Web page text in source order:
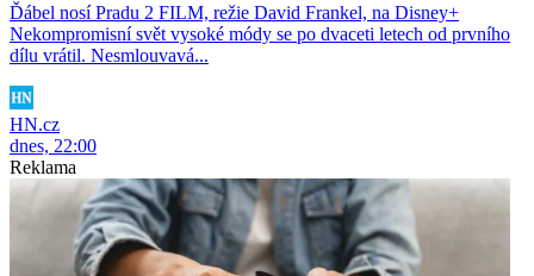
Ďábel nosí Pradu 2 FILM, režie David Frankel, na Disney+
Nekompromisní svět vysoké módy se po dvaceti letech od prvního
dílu vrátil. Nesmlouvavá...
HN.cz
dnes, 22:00
Reklama